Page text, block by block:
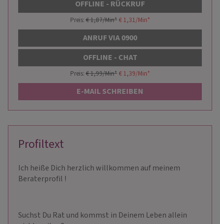
OFFLINE - RÜCKRUF
Preis:€ 1,87/Min*€ 1,31/Min*
ANRUF VIA 0900
OFFLINE - CHAT
Preis:€ 1,99/Min*€ 1,39/Min*
E-MAIL SCHREIBEN
Profiltext
Ich heiße Dich herzlich willkommen auf meinem
Beraterprofil !
Suchst Du Rat und kommst in Deinem Leben allein